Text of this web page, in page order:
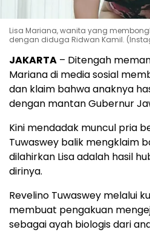
Lisa Mariana, wanita yang
dengan diduga Ridwan Kamil.
JAKARTA – Ditengah
Mariana di media sosial
dan klaim bahwa anaknya
dengan mantan Gubernur
Kini mendadak muncul pria
Tuwaswey balik mengklaim
dilahirkan Lisa adalah hasil
dirinya.
Revelino Tuwaswey melalui
membuat pengakuan
sebagai ayah biologis dari